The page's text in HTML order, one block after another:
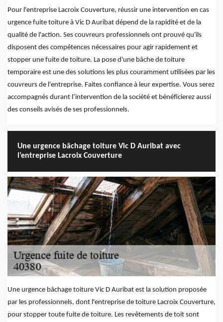
Pour l'entreprise Lacroix Couverture, réussir une intervention en cas
urgence fuite toiture à Vic D Auribat dépend de la rapidité et de la
qualité de l'action. Ses couvreurs professionnels ont prouvé qu'ils
disposent des compétences nécessaires pour agir rapidement et
stopper une fuite de toiture. La pose d'une bâche de toiture
temporaire est une des solutions les plus couramment utilisées par les
couvreurs de l'entreprise. Faites confiance à leur expertise. Vous serez
accompagnés durant l’intervention de la société et bénéficierez aussi
des conseils avisés de ses professionnels.
Une urgence bâchage toiture Vic D Auribat avec
l’entreprise Lacroix Couverture
Une urgence bâchage toiture Vic D Auribat est la solution proposée
par les professionnels, dont l'entreprise de toiture Lacroix Couverture,
pour stopper toute fuite de toiture. Les revêtements de toit sont